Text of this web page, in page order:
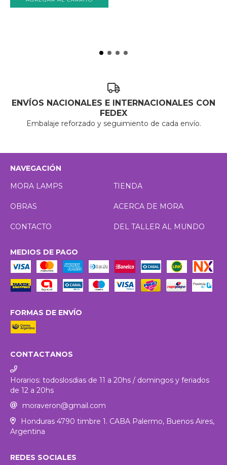
ENVÍOS NACIONALES E INTERNACIONALES CON
FEDEX
Embalaje reforzado y seguimiento de cada envío.
NAVEGACIÓN
MORA LAMPS
TIENDA
OBRAS ACERCA DE MORA
CONTACTO DEL TALLER AL MUNDO
MEDIOS DE PAGO
FORMAS DE ENVÍO
CONTACTANOS
Horarios: todoslosdias de 11 a 20hs / domingos y feriados
de 12 a 20hs
moraveron@gmail.com
Honduras 4790 timbre 1. CABA Palermo, Buenos Aires,
Argentina
REDES SOCIALES